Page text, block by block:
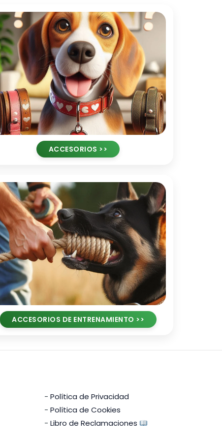
ACCESORIOS >>
ACCESORIOS DE ENTRENAMIENTO >>
-Política de Privacidad
-Política de Cookies
-Libro de Reclamaciones